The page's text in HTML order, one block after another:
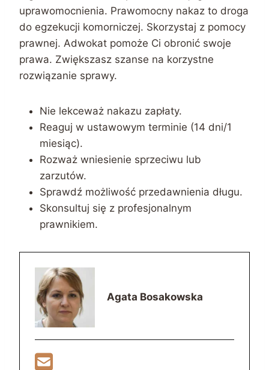
uprawomocnienia. Prawomocny nakaz to droga
do egzekucji komorniczej. Skorzystaj z pomocy
prawnej. Adwokat pomoże Ci obronić swoje
prawa. Zwiększasz szanse na korzystne
rozwiązanie sprawy.
Nie lekceważ nakazu zapłaty.
Reaguj w ustawowym terminie (14 dni/1
miesiąc).
Rozważ wniesienie sprzeciwu lub
zarzutów.
Sprawdź możliwość przedawnienia długu.
Skonsultuj się z profesjonalnym
prawnikiem.
Agata Bosakowska